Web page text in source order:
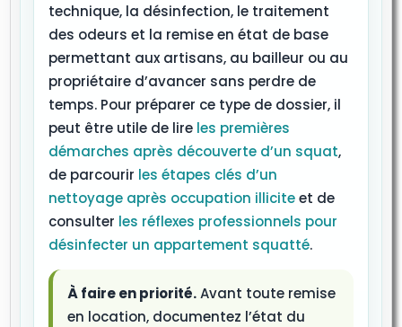
technique, la désinfection, le traitement
des odeurs et la remise en état de base
permettant aux artisans, au bailleur ou au
propriétaire d’avancer sans perdre de
temps. Pour préparer ce type de dossier, il
peut être utile de lire les premières
démarches après découverte d’un squat,
de parcourir les étapes clés d’un
nettoyage après occupation illiciteet de
consulter les réflexes professionnels pour
désinfecter un appartement squatté.
À faire en priorité.Avant toute remise
en location, documentez l’état du